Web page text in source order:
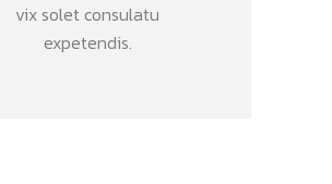
vix solet consulatu
expetendis.